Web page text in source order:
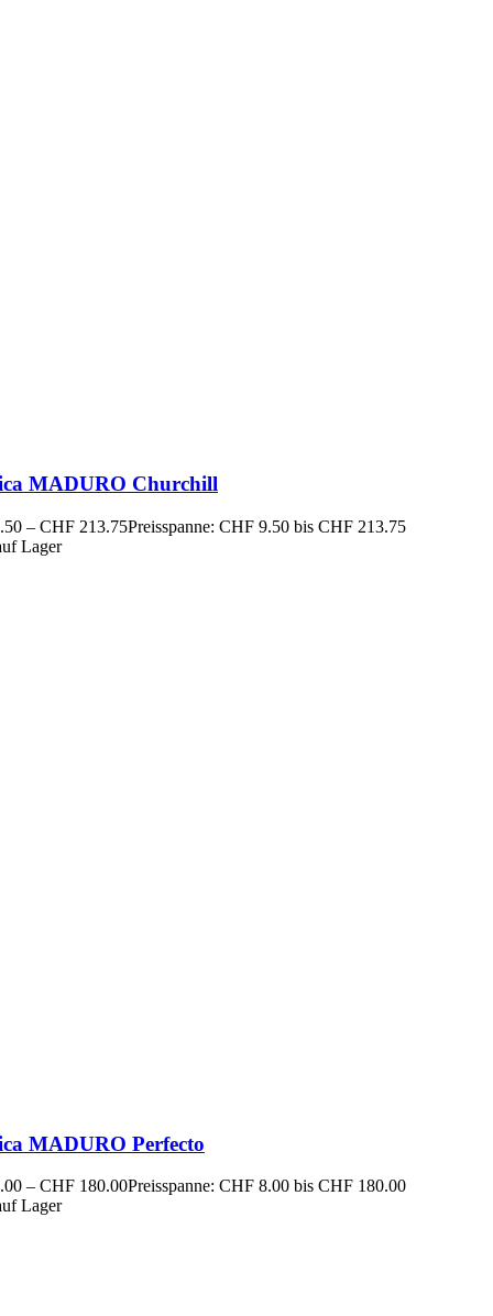
MADURO Churchill
– CHF 213.75Preisspanne: CHF 9.50 bis CHF 213.75
Lager
MADURO Perfecto
– CHF 180.00Preisspanne: CHF 8.00 bis CHF 180.00
Lager